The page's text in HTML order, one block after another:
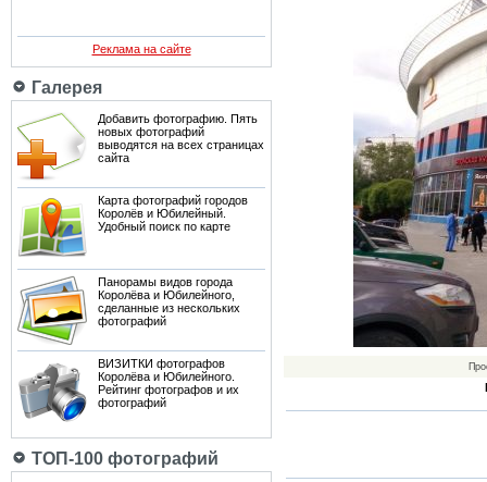
Реклама на сайте
Галерея
Добавить фотографию. Пять
новых фотографий
выводятся на всех страницах
сайта
Карта фотографий городов
Королёв и Юбилейный.
Удобный поиск по карте
Панорамы видов города
Королёва и Юбилейного,
сделанные из нескольких
фотографий
ВИЗИТКИ фотографов
Королёва и Юбилейного.
Рейтинг фотографов и их
фотографий
ТОП-100 фотографий